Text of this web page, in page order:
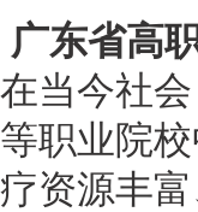
广东省高
在当今社
等职业院
疗资源丰